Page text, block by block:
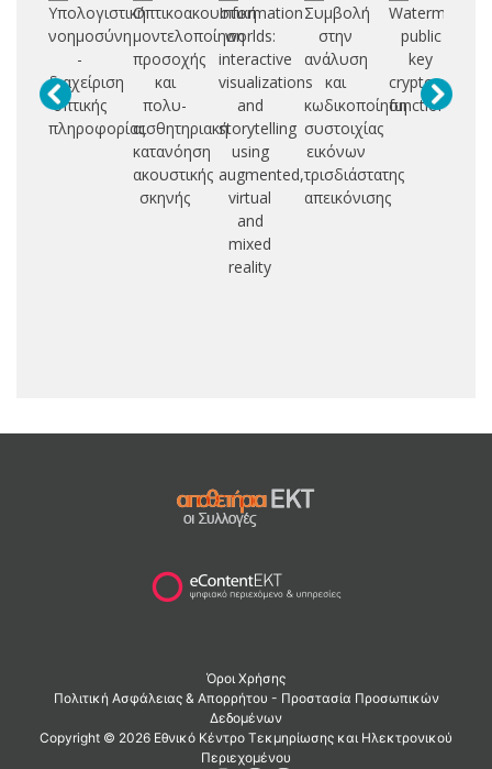
Υπολογιστική
νοημοσύνη
-
διαχείριση
οπτικής
πληροφορίας
Οπτικοακουστική
μοντελοποίηση
προσοχής
και
πολυ-
αισθητηριακή
κατανόηση
ακουστικής
σκηνής
Information
worlds:
interactive
visualizations
and
storytelling
using
augmented,
virtual
and
mixed
reality
Συμβολή
στην
ανάλυση
και
κωδικοποίηση
συστοιχίας
εικόνων
τρισδιάστατης
απεικόνισης
Watermarking
public
key
cryptographic
functions